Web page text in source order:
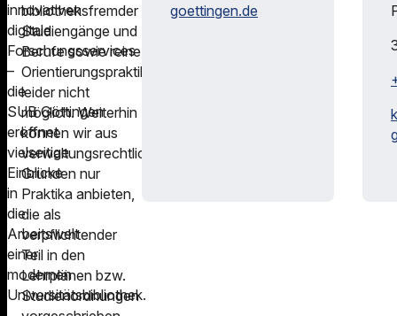
innovativen
digitale
Forschungsservices
–
die
SUB Göttingen
eröffnet
vielseitige
Einblicke
in
die
Arbeitswelt
einer
modernen
Universitätsbibliothek.
bibliotheksfremder
Studiengänge und
Berufe sowie reine
Orientierungspraktika
leider nicht
möglich. Weiterhin
können wir aus
verwaltungsrechtlichen
Gründen nur
Praktika anbieten,
die als
verpflichtender
Teil in den
Lehrplänen bzw.
Studienordnungen
goettingen.de